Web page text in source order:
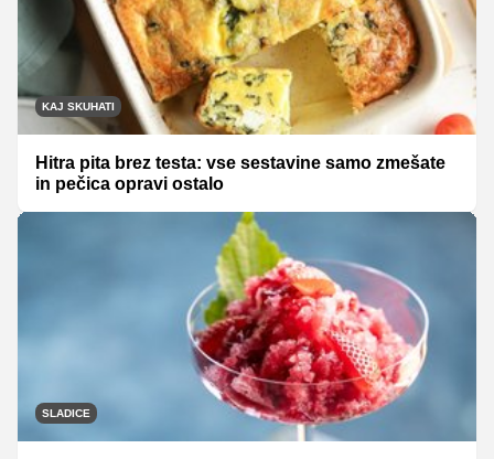
KAJ SKUHATI
Hitra pita brez testa: vse sestavine samo zmešate
in pečica opravi ostalo
SLADICE